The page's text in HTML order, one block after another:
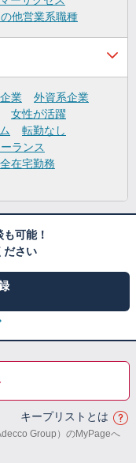
他営業系職種
業
外資系企業
女性が活躍
転勤なし
ランス
在宅勤務
可能！
ださい
キープリストとは
Group）のMyPageへ